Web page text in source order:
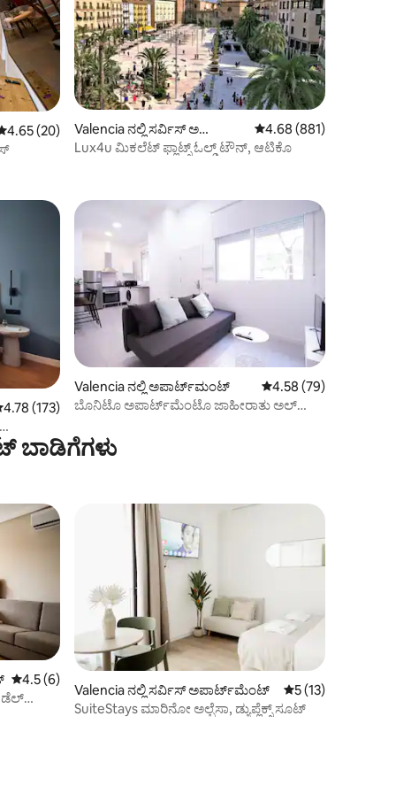
ರಲ್ಲಿ 4.65 ಸರಾಸರಿ ರೇಟಿಂಗ್, 20 ವಿಮರ್ಶೆಗಳು
4.65 (20)
Valencia ನಲ್ಲಿ ಸರ್ವಿಸ್ ಅ
ಪಾರ್ಟ್‌ಮೆಂಟ್
5 ರಲ್ಲಿ 4.68 ಸರಾಸರಿ
4.68 (881)
Lux4u ಮಿಕಲೆಟ್ ಫ್ಲಾಟ್ಸ್ ಓಲ್ಡ್ ಟೌನ್, ಆಟಿಕೊ
ರಲ್ಲಿ 4.78 ಸರಾಸರಿ ರೇಟಿಂಗ್, 173 ವಿಮರ್ಶೆಗಳು
4.78 (173)
Valencia ನಲ್ಲಿ ಅಪಾರ್ಟ್‌ಮಂಟ್ 5 ರಲ್ಲಿ 4.58 ಸರಾಸರಿ
4.58 (79)
ಬೊನಿಟೊ ಅಪಾರ್ಟ್‌ಮೆಂಟೊ ಜಾಹೀರಾತು ಅಲ್
ಬಾಡಿಗೆಗಳು
5 ರಲ್ಲಿ 4.5 ಸರಾಸರಿ ರೇಟಿಂಗ್, 6 ವಿಮರ್ಶೆಗಳು
4.5 (6)
ಡೆಲ್
Valencia ನಲ್ಲಿ ಸರ್ವಿಸ್ ಅಪಾರ್ಟ್‌ಮೆಂಟ್ 5 ರಲ್ಲಿ 5 ಸರಾಸರಿ
5 (13)
SuiteStays ಮಾರಿನೋ ಅಲ್ಬೆಸಾ, ಡ್ಯುಪ್ಲೆಕ್ಸ್ ಸೂಟ್